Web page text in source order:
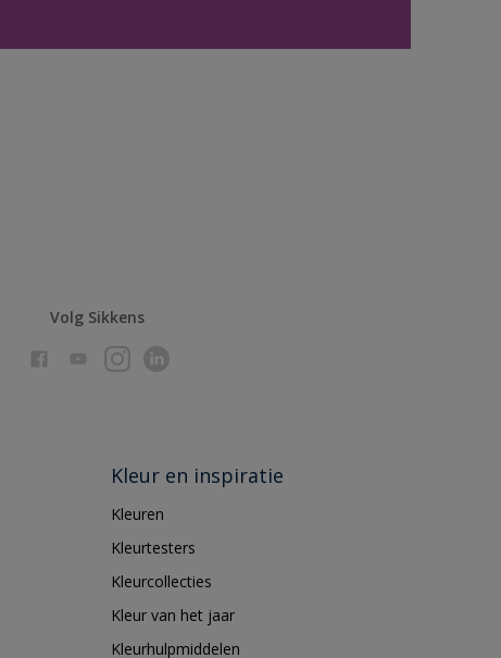
Volg Sikkens
Kleur en inspiratie
Kleuren
Kleurtesters
Kleurcollecties
Kleur van het jaar
Kleurhulpmiddelen